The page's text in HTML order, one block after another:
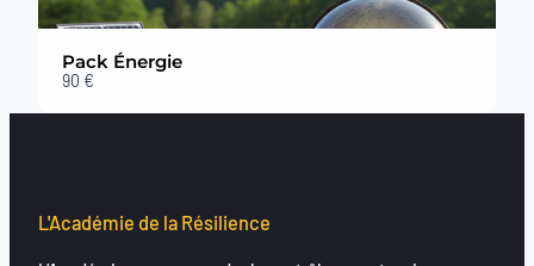
Pack Énergie
90 €
L'Académie de la Résilience
Submit Review